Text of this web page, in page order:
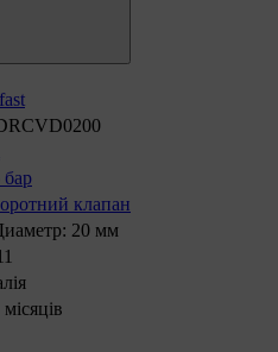
бар
клапан
20 мм
місяців